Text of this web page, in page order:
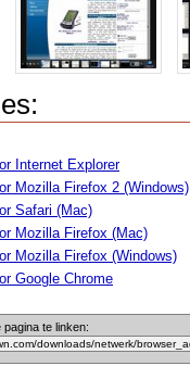
Internet Explorer
Mozilla Firefox 2 (Windows)
Safari (Mac)
Mozilla Firefox (Mac)
Mozilla Firefox (Windows)
Google Chrome
te linken: